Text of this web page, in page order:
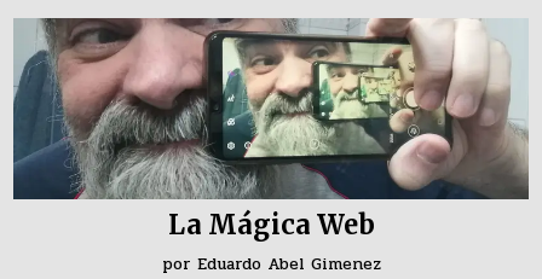
Skip
content
La Mágica Web
por Eduardo Abel Gimenez